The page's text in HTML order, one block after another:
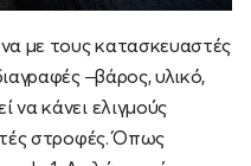
με τους κατασκευαστές
–βάρος, υλικό,
να κάνει ελιγμούς
στροφές. Όπως